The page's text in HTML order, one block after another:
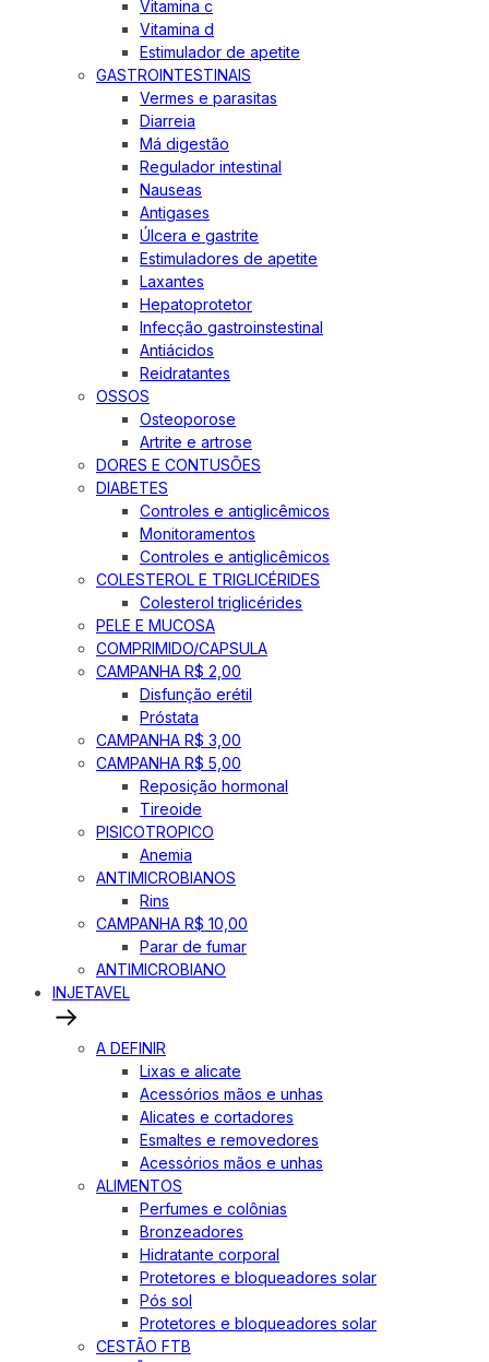
Vitamina c
Vitamina d
Estimulador de apetite
GASTROINTESTINAIS
Vermes e parasitas
Diarreia
Má digestão
Regulador intestinal
Nauseas
Antigases
Úlcera e gastrite
Estimuladores de apetite
Laxantes
Hepatoprotetor
Infecção gastroinstestinal
Antiácidos
Reidratantes
OSSOS
Osteoporose
Artrite e artrose
DORES E CONTUSÕES
DIABETES
Controles e antiglicêmicos
Monitoramentos
Controles e antiglicêmicos
COLESTEROL E TRIGLICÉRIDES
Colesterol triglicérides
PELE E MUCOSA
COMPRIMIDO/CAPSULA
CAMPANHA R$ 2,00
Disfunção erétil
Próstata
CAMPANHA R$ 3,00
CAMPANHA R$ 5,00
Reposição hormonal
Tireoide
PISICOTROPICO
Anemia
ANTIMICROBIANOS
Rins
CAMPANHA R$ 10,00
Parar de fumar
ANTIMICROBIANO
INJETAVEL
A DEFINIR
Lixas e alicate
Acessórios mãos e unhas
Alicates e cortadores
Esmaltes e removedores
Acessórios mãos e unhas
ALIMENTOS
Perfumes e colônias
Bronzeadores
Hidratante corporal
Protetores e bloqueadores solar
Pós sol
Protetores e bloqueadores solar
CESTÃO FTB